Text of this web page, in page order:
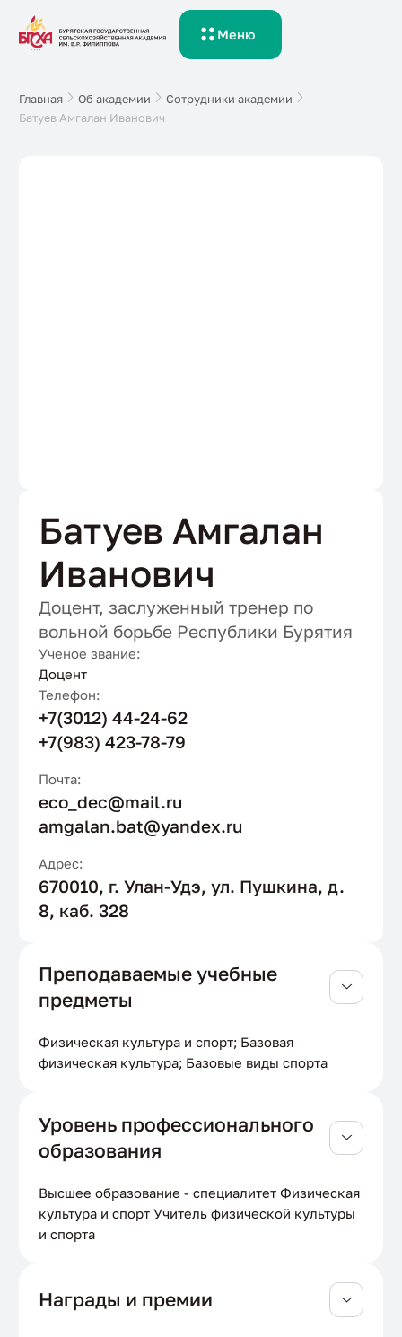
Меню
Главная Об академии
Сотрудники академии
Батуев Амгалан Иванович
Батуев Амгалан
Иванович
Доцент, заслуженный тренер по
вольной борьбе Республики Бурятия
Ученое звание:
Доцент
Телефон:
+7(3012) 44-24-62
+7(983) 423-78-79
Почта:
eco_dec@mail.ru
amgalan.bat@yandex.ru
Адрес:
670010, г. Улан-Удэ, ул. Пушкина, д.
8, каб. 328
Преподаваемые учебные
предметы
Физическая культура и спорт; Базовая
физическая культура; Базовые виды спорта
Уровень профессионального
образования
Высшее образование - специалитет Физическая
культура и спорт Учитель физической культуры
и спорта
Награды и премии